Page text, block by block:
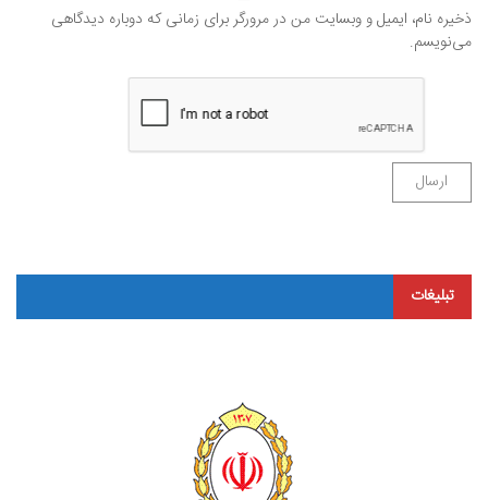
ذخیره نام، ایمیل و وبسایت من در مرورگر برای زمانی که دوباره دیدگاهی
می‌نویسم.
تبلیغات